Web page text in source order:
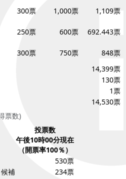
300票 1,000票
1,109票
250票 600票
692.443票
300票 750票
848票
14,399票
130票
1票
14,530票
票数)
投票数
午後10時00分現在
（開票率100％）
530票
補
234票